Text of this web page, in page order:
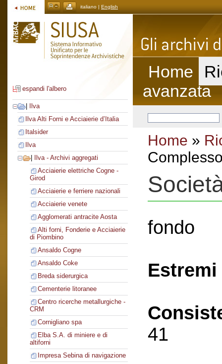
italiano | English
espandi l'albero
Ilva
Ilva Alti Forni e Acciaierie d’Italia
Italsider
Ilva
Ilva - Archivi aggregati
Acciaierie elettriche Cogne -
Girod
Acciaierie e ferriere nazionali
Acciaierie venete
Agglomerati antracite Aosta
Alti forni, Fonderie e Acciaierie
di Piombino
Ansaldo Cogne
Ansaldo Coke
Breda siderurgica
Cementerie litoranee
Centro ricerche metallurgiche -
CRM
Cornigliano spa
Elba S.A. di miniere e di
altiforni
Impresa Sebina di navigazione
Home
avanzata
Home »
fondo
41